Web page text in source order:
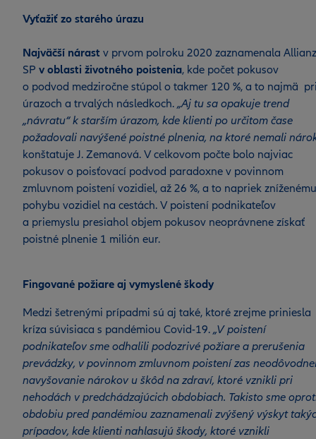
Vyťažiť zo starého úrazu
Najväčší nárast v prvom polroku 2020 zaznamenala
SP v oblasti životného poistenia, kde počet pokusov
o podvod medziročne stúpol o takmer 120 %, a to najmä
úrazoch a trvalých následkoch. „Aj tu sa opakuje trend
„návratu“ k starším úrazom, kde klienti po určitom čase
požadovali navýšené poistné plnenia, na ktoré nemali
konštatuje J. Zemanová. V celkovom počte bolo najviac
pokusov o poisťovací podvod paradoxne v povinnom
zmluvnom poistení vozidiel, až 26 %, a to napriek zníženému
pohybu vozidiel na cestách. V poistení podnikateľov
a priemyslu presiahol objem pokusov neoprávnene získať
poistné plnenie 1 milión eur.
Fingované požiare aj vymyslené škody
Medzi šetrenými prípadmi sú aj také, ktoré zrejme priniesla
kríza súvisiaca s pandémiou Covid-19. „V poistení
podnikateľov sme odhalili podozrivé požiare a prerušenia
prevádzky, v povinnom zmluvnom poistení zas
navyšovanie nárokov u škôd na zdraví, ktoré vznikli pri
nehodách v predchádzajúcich obdobiach. Takisto sme
obdobiu pred pandémiou zaznamenali zvýšený výskyt
prípadov, kde klienti nahlasujú škody, ktoré vznikli